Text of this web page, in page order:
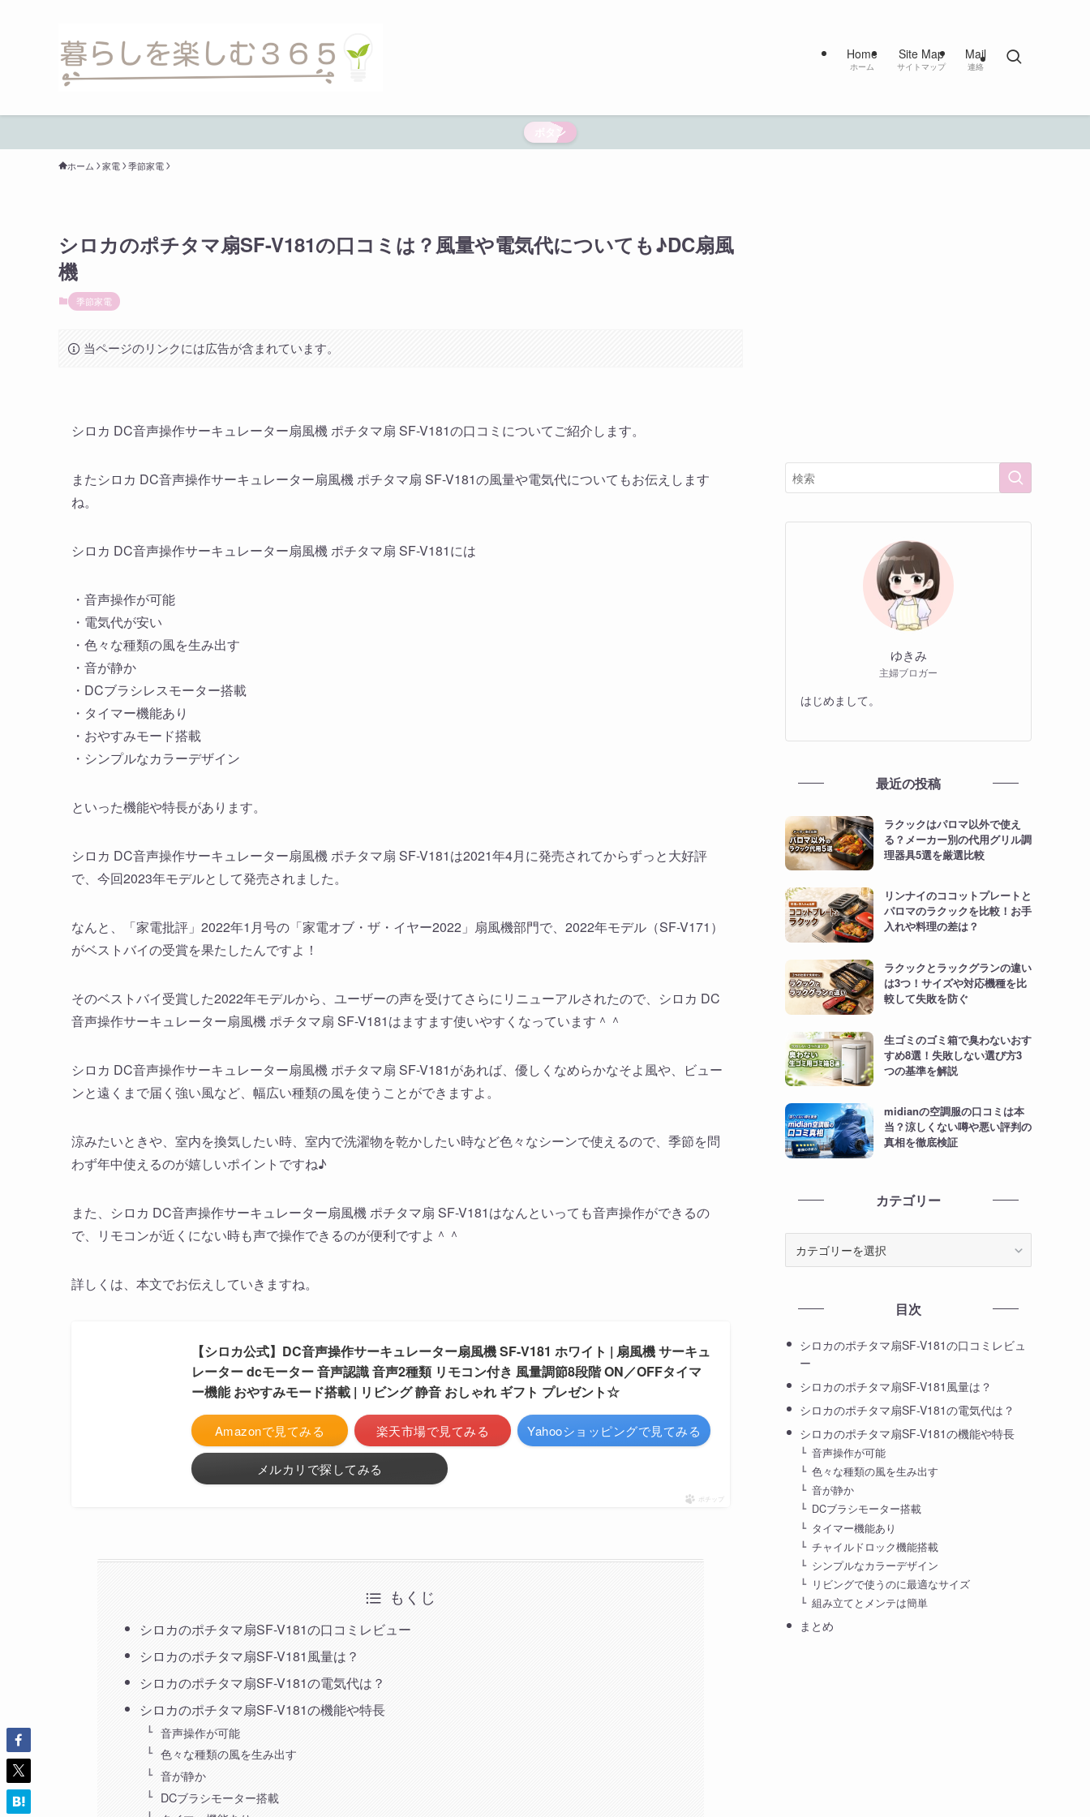
Home
ホーム
Site Map
サイトマップ
Mail
連絡
ボタン
ホーム 家電 季節家電
シロカのポチタマ扇SF-V181の口コミは？風量や電気代についても♪DC扇風
機
季節家電
当ページのリンクには広告が含まれています。
シロカ DC音声操作サーキュレーター扇風機 ポチタマ扇 SF-V181の口コミについてご紹介します。
またシロカ DC音声操作サーキュレーター扇風機 ポチタマ扇 SF-V181の風量や電気代についてもお伝えします
ね。
シロカ DC音声操作サーキュレーター扇風機 ポチタマ扇 SF-V181には
・音声操作が可能
・電気代が安い
・色々な種類の風を生み出す
・音が静か
・DCブラシレスモーター搭載
・タイマー機能あり
・おやすみモード搭載
・シンプルなカラーデザイン
といった機能や特長があります。
シロカ DC音声操作サーキュレーター扇風機 ポチタマ扇 SF-V181は2021年4月に発売されてからずっと大好評
で、今回2023年モデルとして発売されました。
なんと、「家電批評」2022年1月号の「家電オブ・ザ・イヤー2022」扇風機部門で、2022年モデル（SF-V171）
がベストバイの受賞を果たしたんですよ！
そのベストバイ受賞した2022年モデルから、ユーザーの声を受けてさらにリニューアルされたので、シロカ DC
音声操作サーキュレーター扇風機 ポチタマ扇 SF-V181はますます使いやすくなっています＾＾
シロカ DC音声操作サーキュレーター扇風機 ポチタマ扇 SF-V181があれば、優しくなめらかなそよ風や、ビュー
ンと遠くまで届く強い風など、幅広い種類の風を使うことができますよ。
涼みたいときや、室内を換気したい時、室内で洗濯物を乾かしたい時など色々なシーンで使えるので、季節を問
わず年中使えるのが嬉しいポイントですね♪
また、シロカ DC音声操作サーキュレーター扇風機 ポチタマ扇 SF-V181はなんといっても音声操作ができるの
で、リモコンが近くにない時も声で操作できるのが便利ですよ＾＾
詳しくは、本文でお伝えしていきますね。
【シロカ公式】DC音声操作サーキュレーター扇風機 SF-V181 ホワイト | 扇風機 サーキュ
レーター dcモーター 音声認識 音声2種類 リモコン付き 風量調節8段階 ON／OFFタイマ
ー機能 おやすみモード搭載 | リビング 静音 おしゃれ ギフト プレゼント☆
Amazonで見てみる 楽天市場で見てみる Yahooショッピングで見てみる
メルカリで探してみる
ポチップ
もくじ
シロカのポチタマ扇SF-V181の口コミレビュー
シロカのポチタマ扇SF-V181風量は？
シロカのポチタマ扇SF-V181の電気代は？
シロカのポチタマ扇SF-V181の機能や特長
音声操作が可能
色々な種類の風を生み出す
音が静か
DCブラシモーター搭載
ゆきみ
主婦ブロガー
はじめまして。
最近の投稿
ラクックはパロマ以外で使え
る？メーカー別の代用グリル調
理器具5選を厳選比較
リンナイのココットプレートと
パロマのラクックを比較！お手
入れや料理の差は？
ラクックとラックグランの違い
は3つ！サイズや対応機種を比
較して失敗を防ぐ
生ゴミのゴミ箱で臭わないおす
すめ8選！失敗しない選び方3
つの基準を解説
midianの空調服の口コミは本
当？涼しくない噂や悪い評判の
真相を徹底検証
カテゴリー
目次
シロカのポチタマ扇SF-V181の口コミレビュ
ー
シロカのポチタマ扇SF-V181風量は？
シロカのポチタマ扇SF-V181の電気代は？
シロカのポチタマ扇SF-V181の機能や特長
音声操作が可能
色々な種類の風を生み出す
音が静か
DCブラシモーター搭載
タイマー機能あり
チャイルドロック機能搭載
シンプルなカラーデザイン
リビングで使うのに最適なサイズ
組み立てとメンテは簡単
まとめ